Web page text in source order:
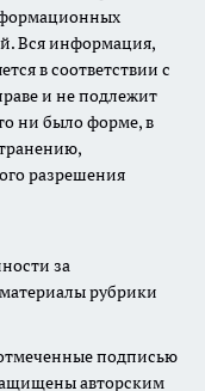
Вся информация,
в соответствии с
и не подлежит
ни было форме, в
разрешения
за
рубрики
подписью
авторским